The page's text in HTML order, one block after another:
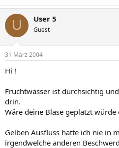
U User 5
Guest
31 März 2004
Hi !
Fruchtwasser ist durchsichtig
drin.
Wäre deine Blase geplatzt
Gelben Ausfluss hatte ich nie in
irgendwelche anderen